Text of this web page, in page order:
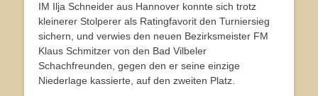
IM Ilja Schneider aus Hannover konnte sich trotz
kleinerer Stolperer als Ratingfavorit den Turniersieg
sichern, und verwies den neuen Bezirksmeister FM
Klaus Schmitzer von den Bad Vilbeler
Schachfreunden, gegen den er seine einzige
Niederlage kassierte, auf den zweiten Platz.